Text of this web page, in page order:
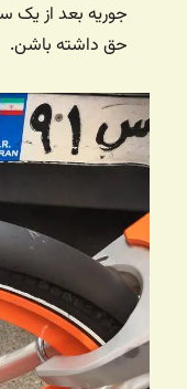
جوریه بعد از یک
حق داشته باشن.